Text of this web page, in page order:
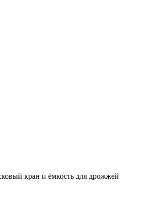
кран и ёмкость для дрожжей